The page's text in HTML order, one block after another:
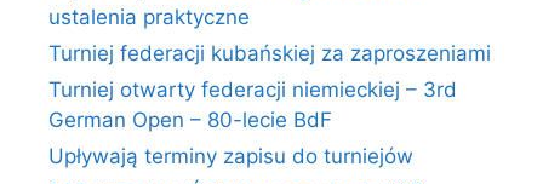
ustalenia praktyczne
Turniej federacji kubańskiej za zaproszeniami
Turniej otwarty federacji niemieckiej – 3rd
German Open – 80-lecie BdF
Upływają terminy zapisu do turniejów